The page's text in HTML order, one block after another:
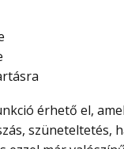
szüneteltetés,